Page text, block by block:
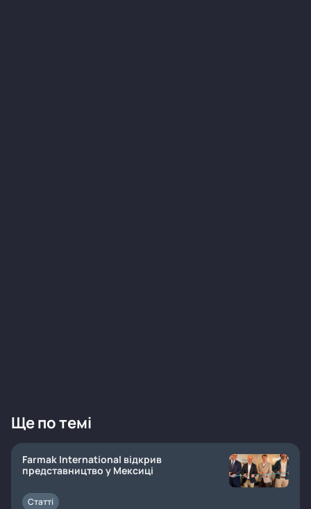
Ще по темі
Farmak International відкрив
представництво у Мексиці
Статті